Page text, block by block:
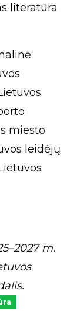
literatūra
miesto
leidėjų
m.